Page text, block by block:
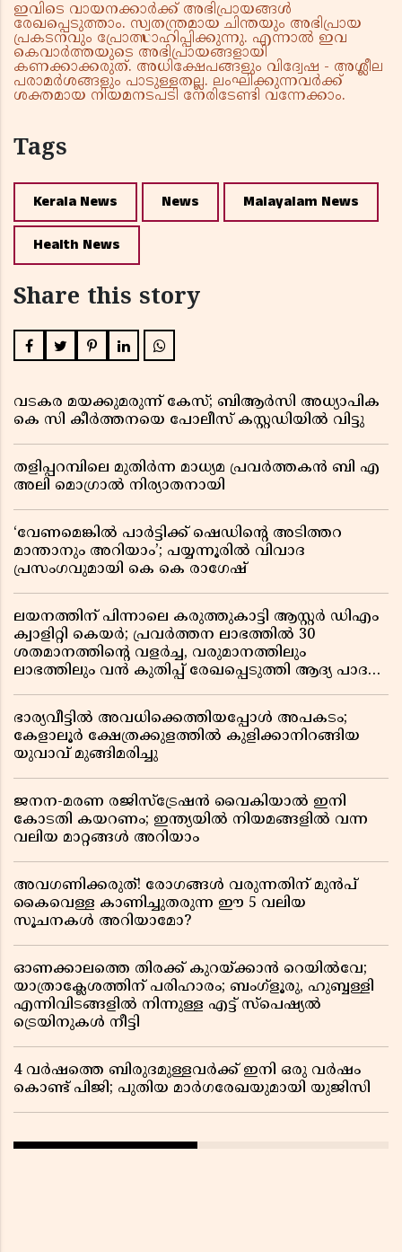
ഇവിടെ വായനക്കാർക്ക് അഭിപ്രായങ്ങൾ
രേഖപ്പെടുത്താം. സ്വതന്ത്രമായ ചിന്തയും അഭിപ്രായ
പ്രകടനവും പ്രോത്സാഹിപ്പിക്കുന്നു. എന്നാൽ ഇവ
കെവാർത്തയുടെ അഭിപ്രായങ്ങളായി
കണക്കാക്കരുത്. അധിക്ഷേപങ്ങളും വിദ്വേഷ - അശ്ലീല
പരാമർശങ്ങളും പാടുള്ളതല്ല. ലംഘിക്കുന്നവർക്ക്
ശക്തമായ നിയമനടപടി നേരിടേണ്ടി വന്നേക്കാം.
Tags
Kerala News News Malayalam News
Health News
Share this story
വടകര മയക്കുമരുന്ന് കേസ്; ബിആർസി അധ്യാപിക
കെ സി കീർത്തനയെ പോലീസ് കസ്റ്റഡിയിൽ വിട്ടു
തളിപ്പറമ്പിലെ മുതിർന്ന മാധ്യമ പ്രവർത്തകൻ ബി എ
അലി മൊഗ്രാൽ നിര്യാതനായി
‘വേണമെങ്കിൽ പാർട്ടിക്ക് ഷെഡിൻ്റെ അടിത്തറ
മാന്താനും അറിയാം’; പയ്യന്നൂരിൽ വിവാദ
പ്രസംഗവുമായി കെ കെ രാഗേഷ്
ലയനത്തിന് പിന്നാലെ കരുത്തുകാട്ടി ആസ്റ്റർ ഡിഎം
ക്വാളിറ്റി കെയർ; പ്രവർത്തന ലാഭത്തിൽ 30
ശതമാനത്തിൻ്റെ വളർച്ച, വരുമാനത്തിലും
ലാഭത്തിലും വൻ കുതിപ്പ് രേഖപ്പെടുത്തി ആദ്യ പാദ
ഭാര്യവീട്ടിൽ അവധിക്കെത്തിയപ്പോൾ അപകടം;
കേളാലൂർ ക്ഷേത്രക്കുളത്തിൽ കുളിക്കാനിറങ്ങിയ
യുവാവ് മുങ്ങിമരിച്ചു
ജനന-മരണ രജിസ്ട്രേഷൻ വൈകിയാൽ ഇനി
കോടതി കയറണം; ഇന്ത്യയിൽ നിയമങ്ങളിൽ വന്ന
വലിയ മാറ്റങ്ങൾ അറിയാം
അവഗണിക്കരുത്! രോഗങ്ങൾ വരുന്നതിന് മുൻപ്
കൈവെള്ള കാണിച്ചുതരുന്ന ഈ 5 വലിയ
സൂചനകൾ അറിയാമോ?
ഓണക്കാലത്തെ തിരക്ക് കുറയ്ക്കാൻ റെയിൽവേ;
യാത്രാക്ലേശത്തിന് പരിഹാരം; ബംഗ്ളൂരു, ഹുബ്ബള്ളി
എന്നിവിടങ്ങളിൽ നിന്നുള്ള എട്ട് സ്പെഷ്യൽ
ട്രെയിനുകൾ നീട്ടി
4 വർഷത്തെ ബിരുദമുള്ളവർക്ക് ഇനി ഒരു വർഷം
കൊണ്ട് പിജി; പുതിയ മാർഗരേഖയുമായി യുജിസി